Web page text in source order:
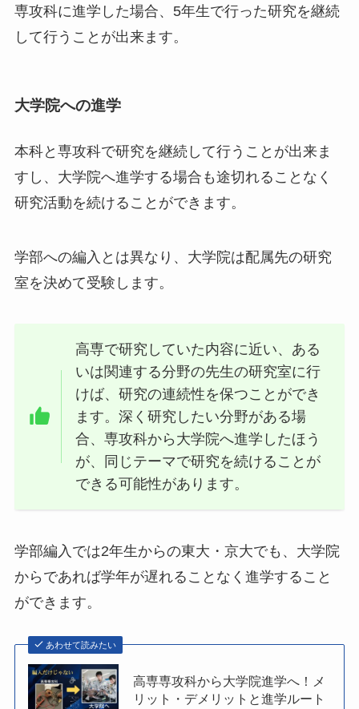
専攻科に進学した場合、5年生で行った研究を継続
して行うことが出来ます。
大学院への進学
本科と専攻科で研究を継続して行うことが出来ま
すし、大学院へ進学する場合も途切れることなく
研究活動を続けることができます。
学部への編入とは異なり、大学院は配属先の研究
室を決めて受験します。
高専で研究していた内容に近い、ある
いは関連する分野の先生の研究室に行
けば、研究の連続性を保つことができ
ます。深く研究したい分野がある場
合、専攻科から大学院へ進学したほう
が、同じテーマで研究を続けることが
できる可能性があります。
学部編入では2年生からの東大・京大でも、大学院
からであれば学年が遅れることなく進学すること
ができます。
あわせて読みたい
高専専攻科から大学院進学へ！メ
リット・デメリットと進学ルート